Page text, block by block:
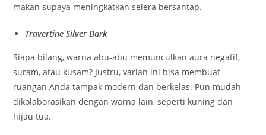
makan supaya meningkatkan selera bersantap.
Travertine Silver Dark
Siapa bilang, warna abu-abu memunculkan aura negatif,
suram, atau kusam? Justru, varian ini bisa membuat
ruangan Anda tampak modern dan berkelas. Pun mudah
dikolaborasikan dengan warna lain, seperti kuning dan
hijau tua.